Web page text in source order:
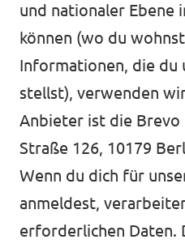
und nationaler Ebene
können (wo du
Informationen, die du
stellst), verwenden
Anbieter ist die Brevo
Straße 126, 10179
Wenn du dich für
anmeldest,
erforderlichen Daten.